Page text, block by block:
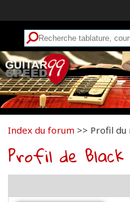
Index du forum >> Profil
Profil de